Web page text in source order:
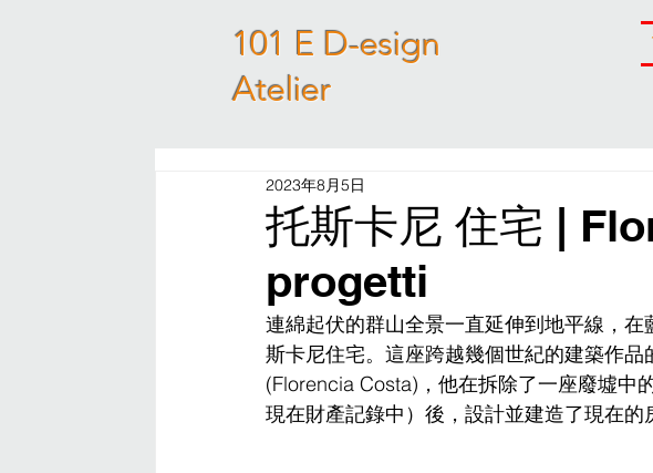
101 E D-esign
Atelier
托斯卡尼 住宅 |
progetti
2023年8月5日
連綿起伏的群山全景一直延伸到地平線，
斯卡尼住宅。這座跨越幾個世紀的建築作
(Florencia Costa)，他在拆除了一座廢墟中
現在財產記錄中）後，設計並建造了現在的